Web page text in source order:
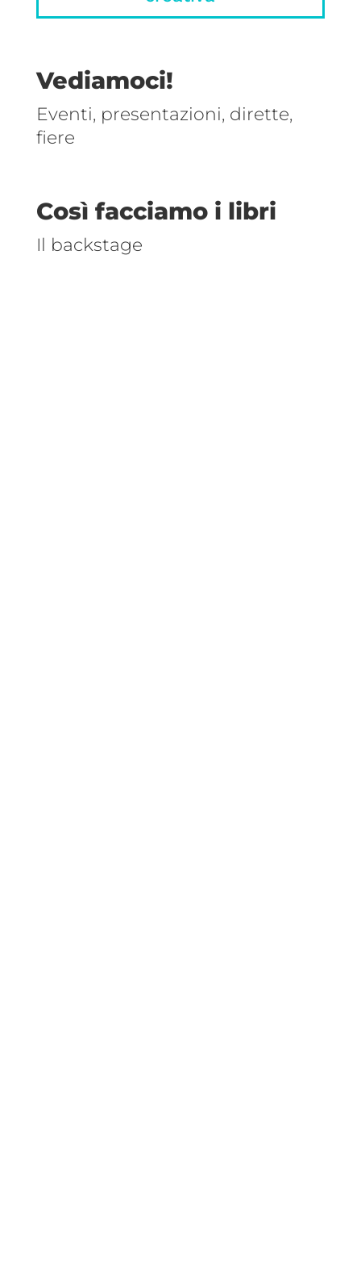
Vediamoci!
Eventi, presentazioni, dirette,
fiere
Così facciamo i libri
Il backstage